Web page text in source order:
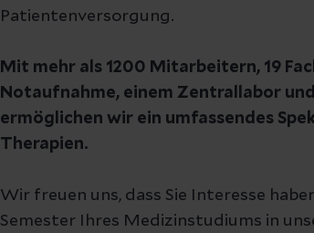
Patientenversorgung.
Mit mehr als 1200 Mitarbeitern, 19
Notaufnahme, einem Zentrallabor
ermöglichen wir ein umfassendes
Therapien.
Wir freuen uns, dass Sie Interesse
Semester Ihres Medizinstudiums in